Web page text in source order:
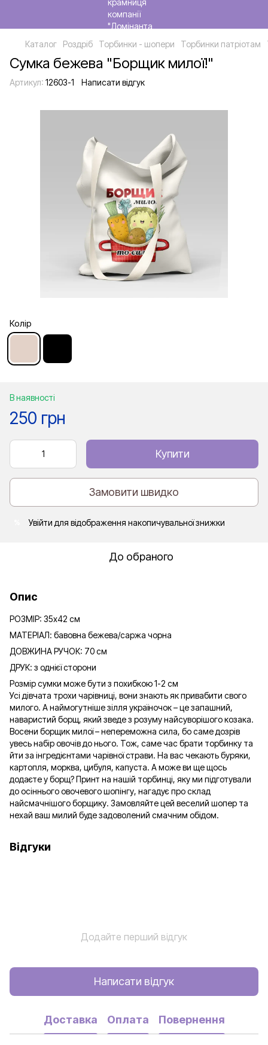
Каталог Роздріб Торбинки - шопери Торбинки патріотам
Сумка бежева "Борщик милої!"
Артикул: 12603-1 Написати відгук
Колір
В наявності
250 грн
Купити
Замовити швидко
Увійти для відображення накопичувальної знижки
До обраного
Опис
РОЗМІР: 35х42 см
МАТЕРІАЛ: бавовна бежева/саржа чорна
ДОВЖИНА РУЧОК: 70 см
ДРУК: з однієї сторони
Розмір сумки може бути з похибкою 1-2 см
Усі дівчата трохи чарівниці, вони знають як привабити свого
милого. А наймогутніше зілля україночок – це запашний,
наваристий борщ, який зведе з розуму найсуворішого козака.
Восени борщик милої – непереможна сила, бо саме дозрів
увесь набір овочів до нього. Тож, саме час брати торбинку та
йти за інгредієнтами чарівної страви. На вас чекають буряки,
картопля, морква, цибуля, капуста. А може ви ще щось
додаєте у борщ? Принт на нашій торбинці, яку ми підготували
до осіннього овочевого шопінгу, нагадує про склад
найсмачнішого борщику. Замовляйте цей веселий шопер та
нехай ваш милий буде задоволений смачним обідом.
Відгуки
Додайте перший відгук
Написати відгук
Доставка Оплата Повернення